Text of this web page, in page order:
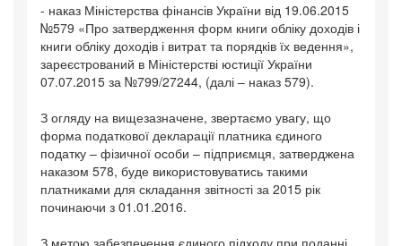
- наказ Міністерства фінансів України від 19.06.2015
№579 «Про затвердження форм книги обліку доходів і
книги обліку доходів і витрат та порядків їх ведення»,
зареєстрований в Міністерстві юстиції України
07.07.2015 за №799/27244, (далі – наказ 579).
З огляду на вищезазначене, звертаємо увагу, що
форма податкової декларації платника єдиного
податку – фізичної особи – підприємця, затверджена
наказом 578, буде використовуватись такими
платниками для складання звітності за 2015 рік
починаючи з 01.01.2016.
З метою забезпечення єдиного підходу при поданні